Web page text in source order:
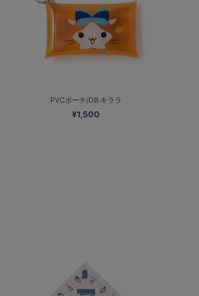
PVCポーチ/DB.キララ
¥1,500